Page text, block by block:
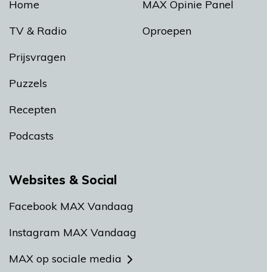
Home
TV & Radio
Prijsvragen
Puzzels
Recepten
Podcasts
MAX Opinie Panel
Oproepen
Websites & Social
Facebook MAX Vandaag
Instagram MAX Vandaag
MAX op sociale media